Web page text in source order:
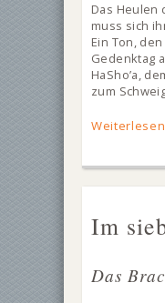
Das Heulen
muss sich
Ein Ton,
Gedenktag
HaSho’a,
zum
Weiterlesen
Im
Das